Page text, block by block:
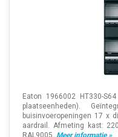
Eaton 1966002 HT330-
plaatseenheden).
buisinvoeropeningen 17 x
aardrail. Afmeting kast:
RAL9005. Meer informatie »